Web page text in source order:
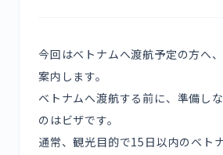
今回はベトナムへ渡航予定の方へ
案内します。
ベトナムへ渡航する前に、準備し
のはビザです。
通常、観光目的で15日以内のベト